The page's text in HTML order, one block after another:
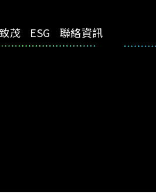
茂 ESG 聯絡資訊